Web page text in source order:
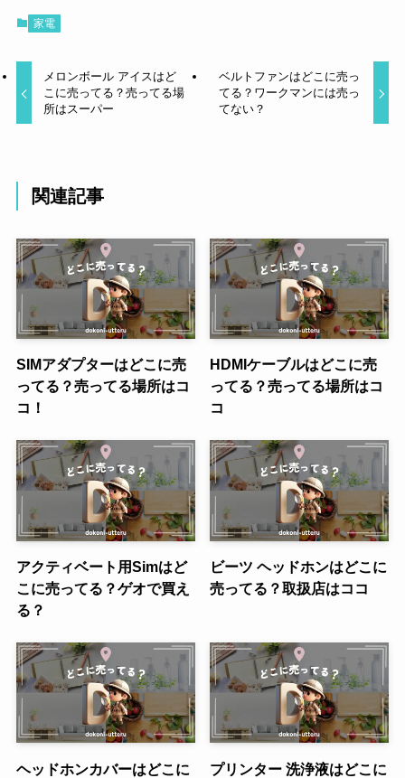
家電
メロンボール アイスはど
こに売ってる？売ってる場
所はスーパー
ベルトファンはどこに売っ
てる？ワークマンには売っ
てない？
関連記事
SIMアダプターはどこに売
ってる？売ってる場所はコ
コ！
HDMIケーブルはどこに売
ってる？売ってる場所はコ
コ
アクティベート用Simはど
こに売ってる？ゲオで買え
る？
ビーツ ヘッドホンはどこに
売ってる？取扱店はココ
ヘッドホンカバーはどこに
プリンター 洗浄液はどこに